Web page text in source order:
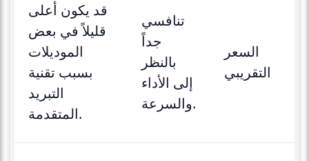
السعر
التقريبي
تنافسي
جداً
بالنظر
إلى الأداء
والسرعة.
قد يكون أعلى
قليلاً في بعض
الموديلات
بسبب تقنية
التبريد
المتقدمة.